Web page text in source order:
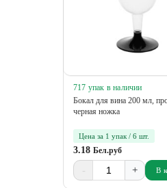
717 упак в наличии
Бокал для вина 200 мл,
черная ножка
Цена за 1 упак / 6 шт.
3.18 Бел.руб
- + В